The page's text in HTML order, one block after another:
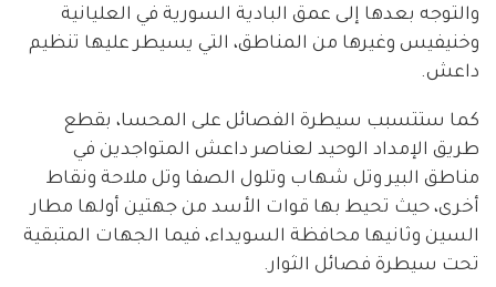
والتوجه بعدها إلى عمق البادية السورية في العليانية
وخنيفيس وغيرها من المناطق، التي يسيطر عليها تنظيم
داعش.
كما ستتسبب سيطرة الفصائل على المحسا، بقطع
طريق الإمداد الوحيد لعناصر داعش المتواجدين في
مناطق البير وتل شهاب وتلول الصفا وتل ملاحة ونقاط
أخرى، حيث تحيط بها قوات الأسد من جهتين أولها مطار
السين وثانيها محافظة السويداء، فيما الجهات المتبقية
تحت سيطرة فصائل الثوار.